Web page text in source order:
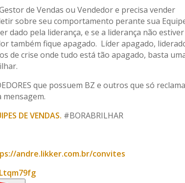
de Vendas ou Vendedor e precisa vender
sobre seu comportamento perante sua
dado pela liderança, e se a liderança não
também fique apagado. Líder apagado,
de crise onde tudo está tão apagado, basta
que possuem BZ e outros que só
mensagem.
DE VENDAS. #BORABRILHAR
andre.likker.com.br/convites